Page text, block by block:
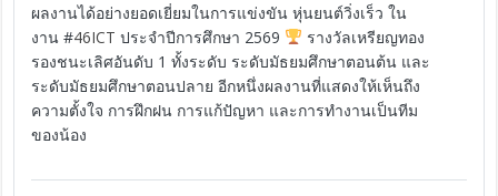
ผลงานได้อย่างยอดเยี่ยมในการแข่งขัน หุ่นยนต์วิ่งเร็ว ใน
งาน #46ICT ประจำปีการศึกษา 2569
รางวัลเหรียญทอง
รองชนะเลิศอันดับ 1 ทั้งระดับ ระดับมัธยมศึกษาตอนต้น และ
ระดับมัธยมศึกษาตอนปลาย อีกหนึ่งผลงานที่แสดงให้เห็นถึง
ความตั้งใจ การฝึกฝน การแก้ปัญหา และการทำงานเป็นทีม
ของน้อง